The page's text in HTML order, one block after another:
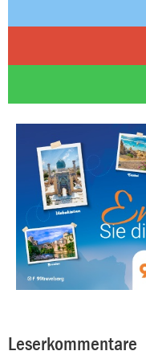
Leserkommentare